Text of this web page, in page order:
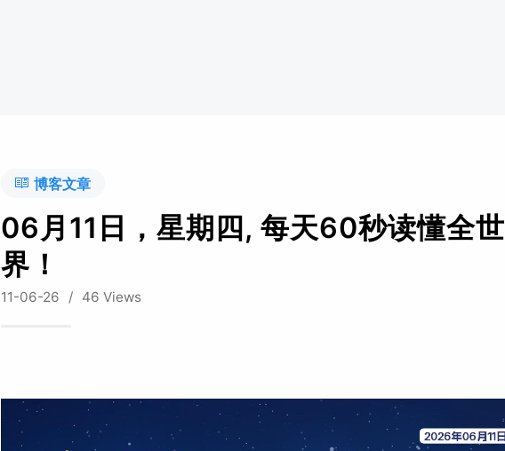
博客文章
06月11日，星期四, 每天60秒读懂全世
界！
11-06-26 / 46 Views